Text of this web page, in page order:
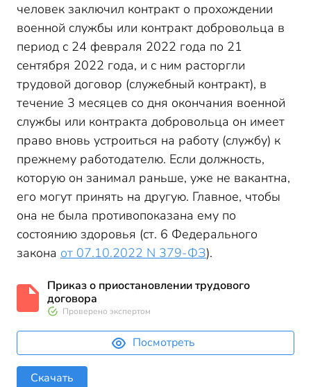
человек заключил контракт о прохождении
военной службы или контракт добровольца в
период с 24 февраля 2022 года по 21
сентября 2022 года, и с ним расторгли
трудовой договор (служебный контракт), в
течение 3 месяцев со дня окончания военной
службы или контракта добровольца он имеет
право вновь устроиться на работу (службу) к
прежнему работодателю. Если должность,
которую он занимал раньше, уже не вакантна,
его могут принять на другую. Главное, чтобы
она не была противопоказана ему по
состоянию здоровья (ст. 6 Федерального
закона от 07.10.2022 N 379-ФЗ).
Приказ о приостановлении трудового
договора
Проверено экспертом
Посмотреть
Скачать